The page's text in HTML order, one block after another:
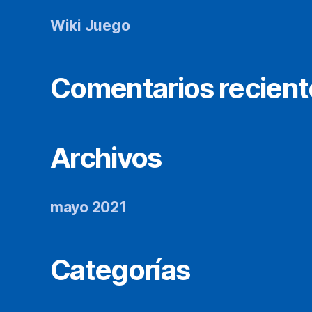
Wiki Juego
Comentarios
Archivos
mayo 2021
Categorías